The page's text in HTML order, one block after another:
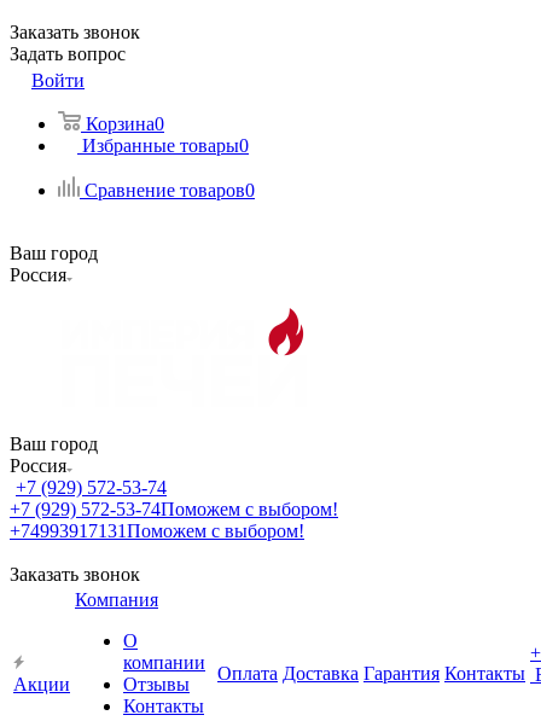
Заказать звонок
Задать вопрос
Войти
Корзина0
Избранные товары0
Сравнение товаров0
Ваш город
Россия
Ваш город
Россия
+7 (929) 572-53-74
+7 (929) 572-53-74Поможем с выбором!
+74993917131Поможем с выбором!
Заказать звонок
Акции
Компания
О
компании
Отзывы
Контакты
Оплата Доставка Гарантия Контакты
+